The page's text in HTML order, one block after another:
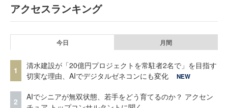
アクセスランキング
今日 月間
1
清水建設が「20億円プロジェクトを常駐者2名で」を目指す
切実な理由、AIでデジタルゼネコンにも変化
NEW
2
AIでシニアが無双状態、若手をどう育てるのか？ アクセン